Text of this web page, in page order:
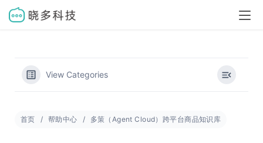
View Categories
首页 帮助中心 多策（Agent Cloud）跨平台商品知识库